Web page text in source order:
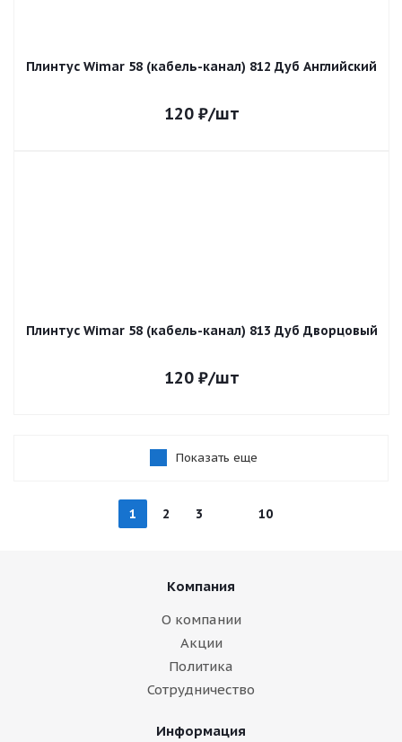
Плинтус Wimar 58 (кабель-канал) 812 Дуб Английский
120₽/шт
Плинтус Wimar 58 (кабель-канал) 813 Дуб Дворцовый
120₽/шт
Показать еще
1 2 3 10
Компания
О компании
Акции
Политика
Сотрудничество
Информация